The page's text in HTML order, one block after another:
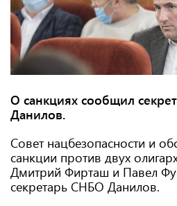
О санкциях сообщил
Данилов.
Совет нацбезопасности и
санкции против двух
Дмитрий Фирташ и Павел
секретарь СНБО Данилов.